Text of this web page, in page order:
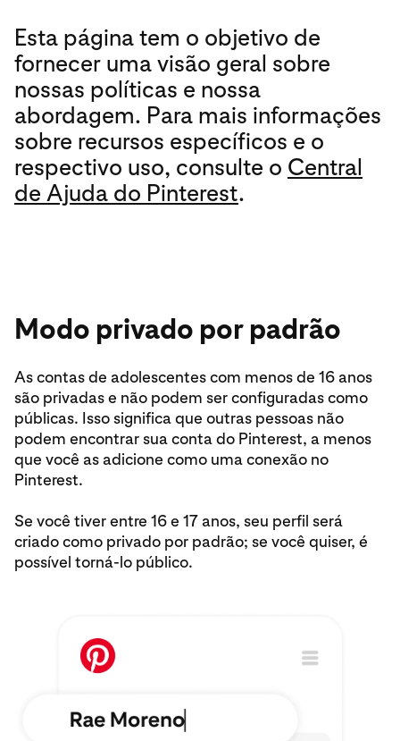
Esta página tem o objetivo de
fornecer uma visão geral sobre
nossas políticas e nossa
abordagem. Para mais informações
sobre recursos específicos e o
respectivo uso, consulte o Central
de Ajuda do Pinterest.
Modo privado por padrão
As contas de adolescentes com menos de 16 anos
são privadas e não podem ser configuradas como
públicas. Isso significa que outras pessoas não
podem encontrar sua conta do Pinterest, a menos
que você as adicione como uma conexão no
Pinterest.
Se você tiver entre 16 e 17 anos, seu perfil será
criado como privado por padrão; se você quiser, é
possível torná-lo público.